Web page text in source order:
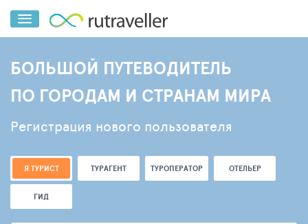
БОЛЬШОЙ ПУТЕВОДИТЕЛЬ
ПО ГОРОДАМ И СТРАНАМ МИРА
Регистрация нового пользователя
Я ТУРИСТ ТУРАГЕНТ ТУРОПЕРАТОР ОТЕЛЬЕР
ГИД